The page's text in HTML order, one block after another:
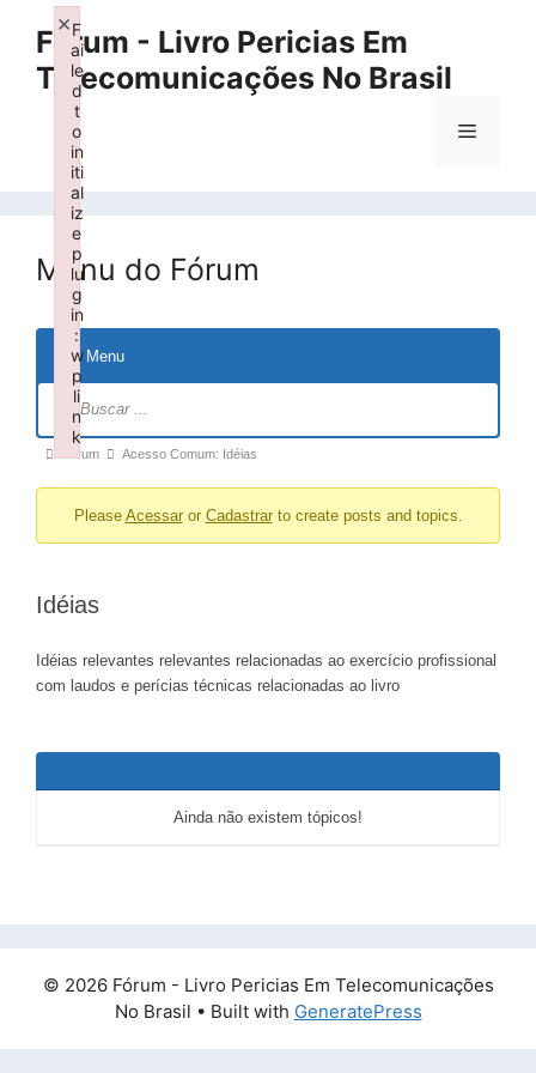
conteúdo
Fórum - Livro Pericias Em
Telecomunicações No Brasil
Menu
Menu do Fórum
Menu
Navegação
fórum
Caminho
navegação
do
-
está
Fórum Acesso Comum: Idéias
Please Acessaror Cadastrarto create posts and topics.
Idéias
Idéias relevantes relevantes relacionadas ao exercício profissional
com laudos e perícias técnicas relacionadas ao livro
Ainda não existem tópicos!
© 2026 Fórum - Livro Pericias Em Telecomunicações
No Brasil • Built with GeneratePress
F
ai
le
d
t
o
in
iti
al
iz
e
p
lu
g
in
:
w
p
li
n
k
×
Failed to initialize plugin: wplink